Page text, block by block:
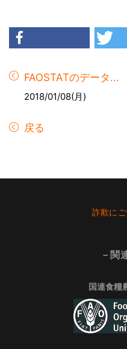
FAOSTATのデータ...
2018/01/08(月)
戻る
詐欺にご
－関
国連食糧